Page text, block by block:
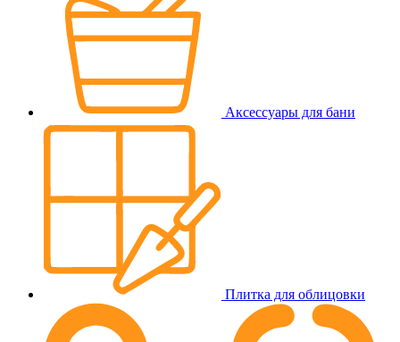
Аксессуары для бани
Плитка для облицовки